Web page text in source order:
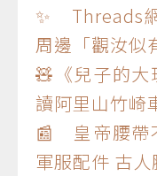
✨ Threads
周邊「觀汝似
🧸《兒子的
讀阿里山竹崎
📰 皇帝腰帶
軍服配件 古